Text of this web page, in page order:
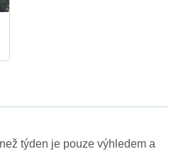
týden je pouze výhledem a